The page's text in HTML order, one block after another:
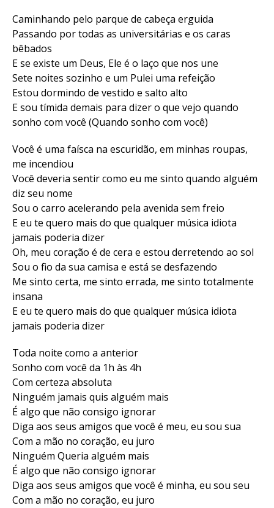
Caminhando pelo parque de cabeça erguida
Passando por todas as universitárias e os caras
bêbados
E se existe um Deus, Ele é o laço que nos une
Sete noites sozinho e um Pulei uma refeição
Estou dormindo de vestido e salto alto
E sou tímida demais para dizer o que vejo quando
sonho com você (Quando sonho com você)
Você é uma faísca na escuridão, em minhas roupas,
me incendiou
Você deveria sentir como eu me sinto quando alguém
diz seu nome
Sou o carro acelerando pela avenida sem freio
E eu te quero mais do que qualquer música idiota
jamais poderia dizer
Oh, meu coração é de cera e estou derretendo ao sol
Sou o fio da sua camisa e está se desfazendo
Me sinto certa, me sinto errada, me sinto totalmente
insana
E eu te quero mais do que qualquer música idiota
jamais poderia dizer
Toda noite como a anterior
Sonho com você da 1h às 4h
Com certeza absoluta
Ninguém jamais quis alguém mais
É algo que não consigo ignorar
Diga aos seus amigos que você é meu, eu sou sua
Com a mão no coração, eu juro
Ninguém Queria alguém mais
É algo que não consigo ignorar
Diga aos seus amigos que você é minha, eu sou seu
Com a mão no coração, eu juro